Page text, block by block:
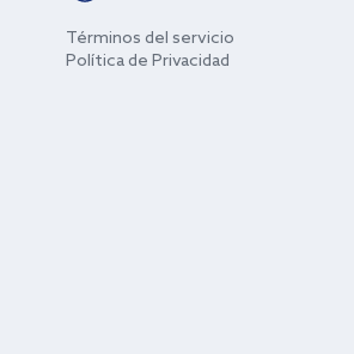
Términos del servicio
Política de Privacidad